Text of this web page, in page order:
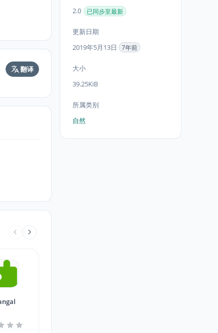
翻译
2.0
已同步至最新
更新日期
2019年5月13日
7年前
大小
39.25KiB
所属类别
自然